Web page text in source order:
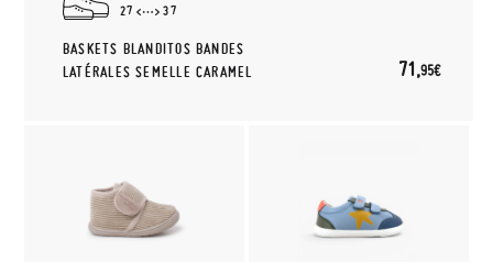
27 37
BASKETS BLANDITOS BANDES
LATÉRALES SEMELLE CARAMEL
71,95€